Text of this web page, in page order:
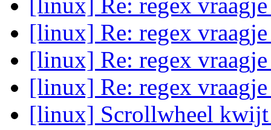
[linux] Re: regex
[linux] Re: regex
[linux] Re: regex
[linux] Re: regex
[linux] Scrollwheel